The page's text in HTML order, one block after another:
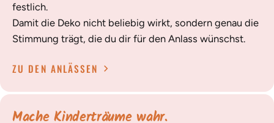
festlich.
Damit die Deko nicht beliebig wirkt, sondern genau die
Stimmung trägt, die du dir für den Anlass wünschst.
ZU DEN ANLÄSSEN
Mache Kinderträume wahr.